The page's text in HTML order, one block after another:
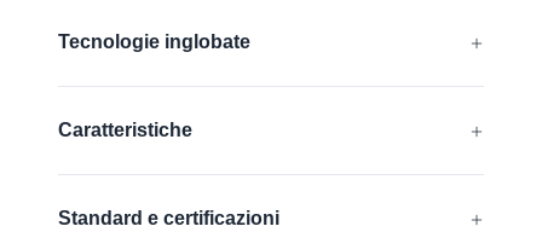
Tecnologie inglobate
GRIPtech®, HandCare
Caratteristiche
Standard e certificazioni